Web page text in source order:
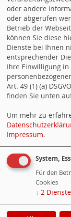
Alle Termine
WebSozis
oder andere
oder abgerufen
Betrieb der
können Sie diese
Dienste bei Ihnen
entsprechender
Ihre Einwilligung
Art. 49 (1) (a)
finden Sie unten
Um mehr zu
Impressum.
System,
Für den
Cookies
↓ 2 Dienste